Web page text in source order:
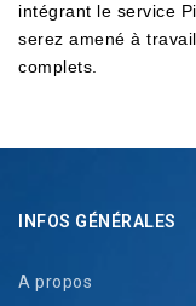
intégrant le service
serez amené à
complets.
INFOS GÉNÉRALES
A propos